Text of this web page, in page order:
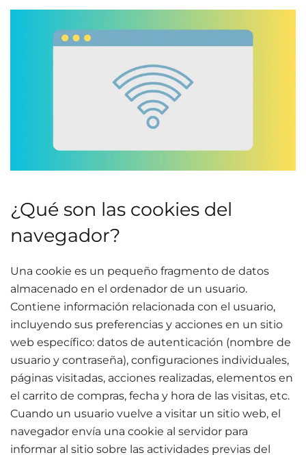
¿Qué son las cookies del
navegador?
Una cookie es un pequeño fragmento de datos
almacenado en el ordenador de un usuario.
Contiene información relacionada con el usuario,
incluyendo sus preferencias y acciones en un sitio
web específico: datos de autenticación (nombre de
usuario y contraseña), configuraciones individuales,
páginas visitadas, acciones realizadas, elementos en
el carrito de compras, fecha y hora de las visitas, etc.
Cuando un usuario vuelve a visitar un sitio web, el
navegador envía una cookie al servidor para
informar al sitio sobre las actividades previas del